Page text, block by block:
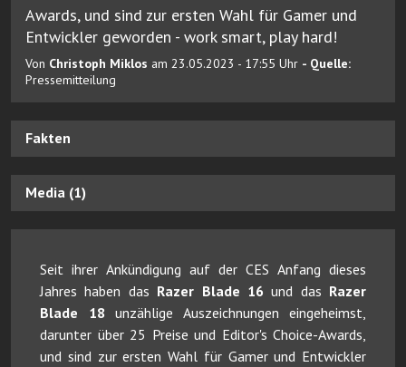
Awards, und sind zur ersten Wahl für Gamer und
Entwickler geworden - work smart, play hard!
Von Christoph Miklos am 23.05.2023 - 17:55 Uhr - Quelle:
Pressemitteilung
Fakten
Media (1)
Seit ihrer Ankündigung auf der CES Anfang dieses
Jahres haben das Razer Blade 16 und das Razer
Blade 18 unzählige Auszeichnungen eingeheimst,
darunter über 25 Preise und Editor's Choice-Awards,
und sind zur ersten Wahl für Gamer und Entwickler